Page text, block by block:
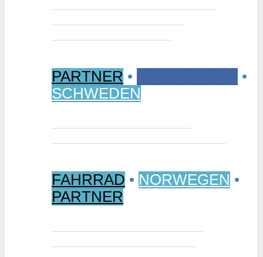
PARTNER •
•
SCHWEDEN
FAHRRAD • NORWEGEN •
PARTNER